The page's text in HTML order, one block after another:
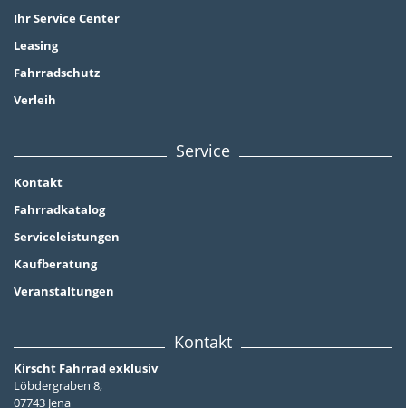
Ihr Service Center
Leasing
Fahrradschutz
Verleih
Service
Kontakt
Fahrradkatalog
Serviceleistungen
Kaufberatung
Veranstaltungen
Kontakt
Kirscht Fahrrad exklusiv
Löbdergraben 8,
07743 Jena